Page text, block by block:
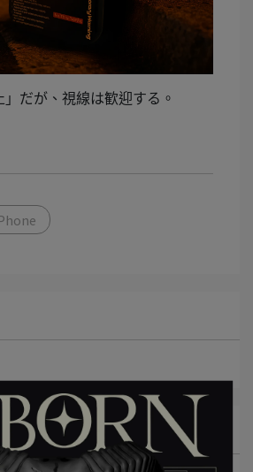
」だが、視線は歓迎する。